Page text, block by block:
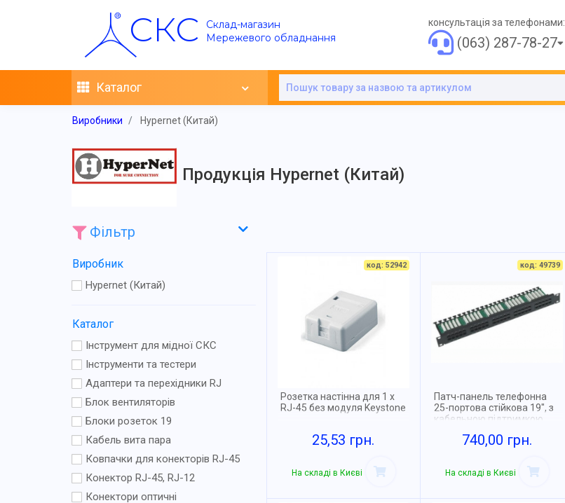
СКС
Склад-магазин
Мережевого обладнання
консультація за телефонами:
(063) 287-78-27
Каталог
Виробники Hypernet (Китай)
Продукція Hypernet (Китай)
Фільтр
Виробник
Hypernet (Китай)
Каталог
Інструмент для мідної СКС
Інструменти та тестери
Адаптери та перехідники RJ
Блок вентиляторів
Блоки розеток 19
Кабель вита пара
Ковпачки для конекторів RJ-45
Конектор RJ-45, RJ-12
Конектори оптичні
код: 52942
Розетка настінна для 1 х
RJ-45 без модуля Keystone
25,53 грн.
На складі в Києві
код: 49739
Патч-панель телефонна
25-портова стійкова 19", з
кабельною підтримкою
740,00 грн.
На складі в Києві